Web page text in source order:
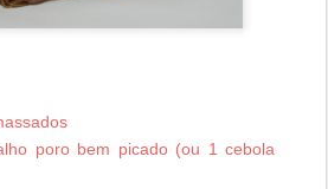
poro bem picado (ou 1 cebola